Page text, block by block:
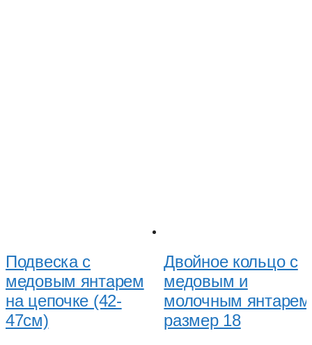
Подвеска с
медовым янтарем
на цепочке (42-
47см)
Двойное кольцо с
медовым и
молочным
размер 18